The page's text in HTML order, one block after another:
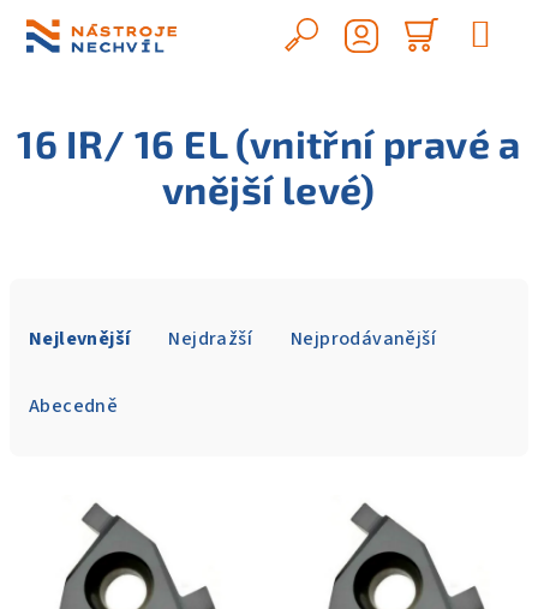
obsah
Hledat
košík
16 IR/ 16 EL (vnitřní pravé a
vnější levé)
Nejlevnější Nejdražší Nejprodávanější
Abecedně